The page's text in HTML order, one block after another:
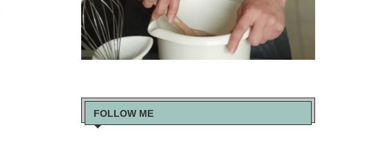
FOLLOW ME